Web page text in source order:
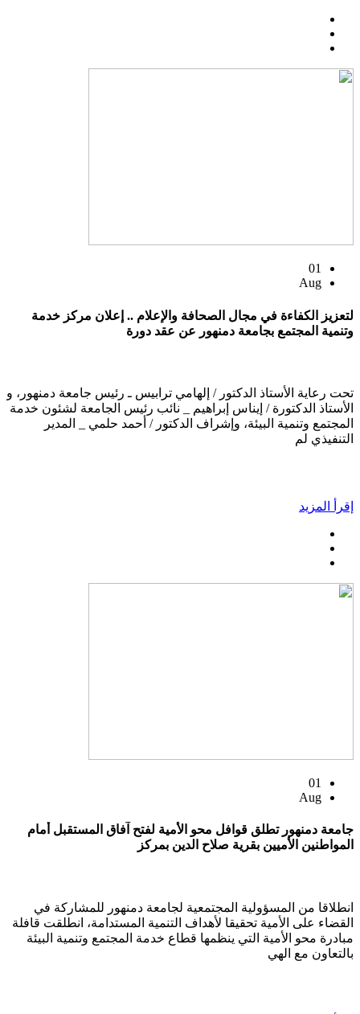
01
Aug
لتعزيز الكفاءة في مجال الصحافة والإعلام .. إعلان مركز خدمة
وتنمية المجتمع بجامعة دمنهور عن عقد دورة
تحت رعاية الأستاذ الدكتور / إلهامي ترابيس ـ رئيس جامعة دمنهور، و
الأستاذ الدكتورة / إيناس إبراهيم _ نائب رئيس الجامعة لشئون خدمة
المجتمع وتنمية البيئة، وإشراف الدكتور / أحمد حلمي _ المدير
التنفيذي لم
إقرأ المزيد
01
Aug
جامعة دمنهور تطلق قوافل محو الأمية لفتح آفاق المستقبل أمام
المواطنين الأميين بقرية صلاح الدين بمركز
انطلاقا من المسؤولية المجتمعية لجامعة دمنهور للمشاركة في
القضاء على الأمية تحقيقا لأهداف التنمية المستدامة، انطلقت قافلة
مبادرة محو الأمية التي ينظمها قطاع خدمة المجتمع وتنمية البيئة
بالتعاون مع الهي